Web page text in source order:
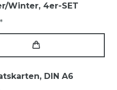
Winter, 4er-SET
DIN A6